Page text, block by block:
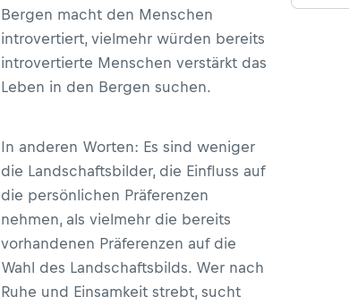
Bergen macht den Menschen
introvertiert, vielmehr würden bereits
introvertierte Menschen verstärkt das
Leben in den Bergen suchen.
In anderen Worten: Es sind weniger
die Landschaftsbilder, die Einfluss auf
die persönlichen Präferenzen
nehmen, als vielmehr die bereits
vorhandenen Präferenzen auf die
Wahl des Landschaftsbilds. Wer nach
Ruhe und Einsamkeit strebt, sucht